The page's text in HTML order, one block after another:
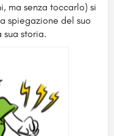
ma senza toccarlo) si
spiegazione del suo
storia.